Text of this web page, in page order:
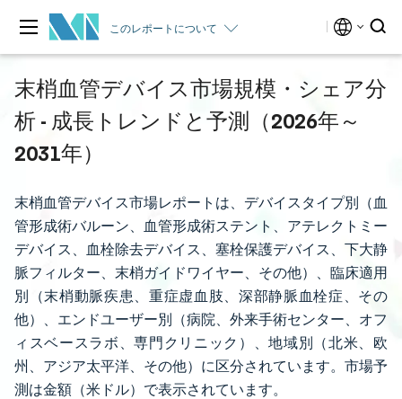
このレポートについて
末梢血管デバイス市場規模・シェア分
析 - 成長トレンドと予測（2026年～
2031年）
末梢血管デバイス市場レポートは、デバイスタイプ別（血
管形成術バルーン、血管形成術ステント、アテレクトミー
デバイス、血栓除去デバイス、塞栓保護デバイス、下大静
脈フィルター、末梢ガイドワイヤー、その他）、臨床適用
別（末梢動脈疾患、重症虚血肢、深部静脈血栓症、その
他）、エンドユーザー別（病院、外来手術センター、オフ
ィスベースラボ、専門クリニック）、地域別（北米、欧
州、アジア太平洋、その他）に区分されています。市場予
測は金額（米ドル）で表示されています。